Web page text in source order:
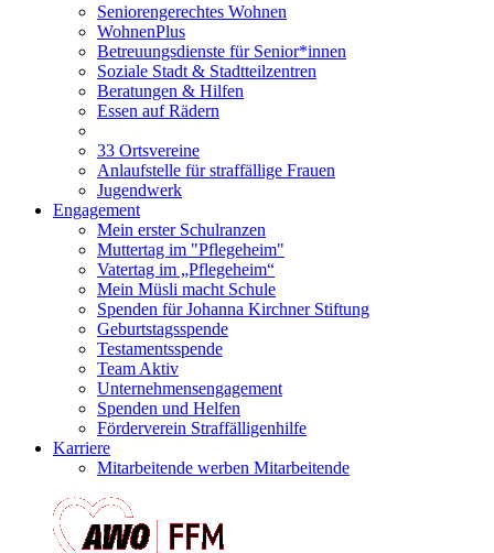
Seniorengerechtes Wohnen
WohnenPlus
Betreuungsdienste für Senior*innen
Soziale Stadt & Stadtteilzentren
Beratungen & Hilfen
Essen auf Rädern
33 Ortsvereine
Anlaufstelle für straffällige Frauen
Jugendwerk
Engagement
Mein erster Schulranzen
Muttertag im "Pflegeheim"
Vatertag im „Pflegeheim“
Mein Müsli macht Schule
Spenden für Johanna Kirchner Stiftung
Geburtstagsspende
Testamentsspende
Team Aktiv
Unternehmensengagement
Spenden und Helfen
Förderverein Straffälligenhilfe
Karriere
Mitarbeitende werben Mitarbeitende